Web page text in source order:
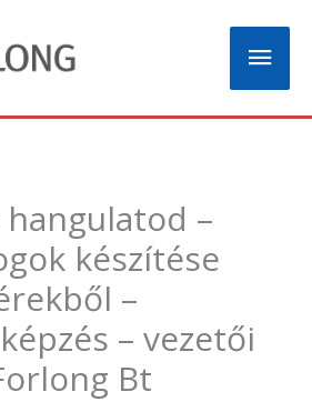
Main
–
készítése
–
– vezetői
Bt